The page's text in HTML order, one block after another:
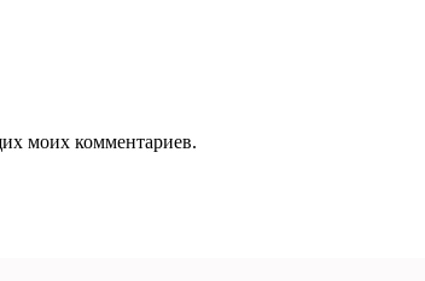
моих комментариев.